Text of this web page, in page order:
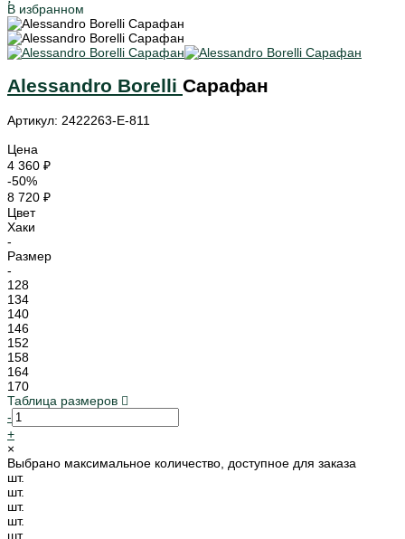
В избранном
Alessandro Borelli Сарафан
Артикул: 2422263-E-811
Цена
4 360 ₽
-50%
8 720 ₽
Цвет
Хаки
-
Размер
-
128
134
140
146
152
158
164
170
Таблица размеров
-
+
×
Выбрано максимальное количество, доступное для заказа
шт.
шт.
шт.
шт.
шт.